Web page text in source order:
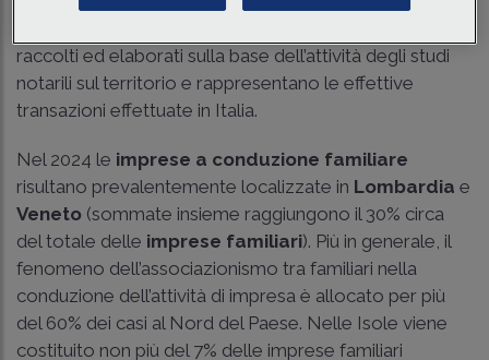
raccolti ed elaborati sulla base dell’attività degli studi
notarili sul territorio e rappresentano le effettive
transazioni effettuate in Italia.
Nel 2024 le imprese a conduzione familiare
risultano prevalentemente localizzate in Lombardia e
Veneto (sommate insieme raggiungono il 30% circa
del totale delle imprese familiari). Più in generale, il
fenomeno dell’associazionismo tra familiari nella
conduzione dell’attività di impresa è allocato per più
del 60% dei casi al Nord del Paese. Nelle Isole viene
costituito non più del 7% delle imprese familiari